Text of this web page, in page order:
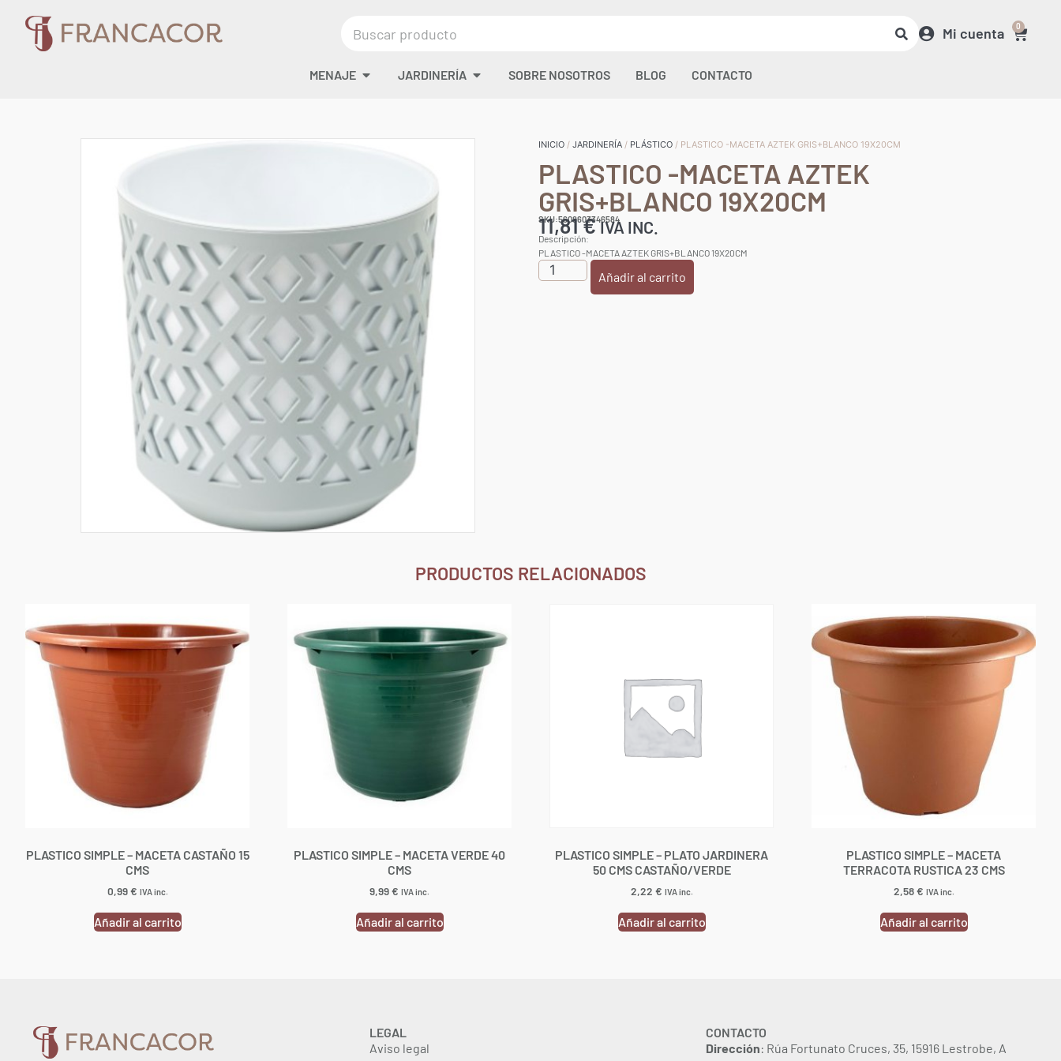
Mi cuenta 0
MENAJE JARDINERÍA SOBRE NOSOTROS BLOG CONTACTO
INICIO / JARDINERÍA / PLÁSTICO / PLASTICO -MACETA AZTEK GRIS+BLANCO 19X20CM
PLASTICO -MACETA AZTEK
GRIS+BLANCO 19X20CM
SKU:5608603346584
11,81€IVA INC.
Descripción:
PLASTICO -MACETA AZTEK GRIS+BLANCO 19X20CM
Añadir al carrito
PRODUCTOS RELACIONADOS
PLASTICO SIMPLE – MACETA CASTAÑO 15
CMS
0,99€ IVA inc.
Añadir al carrito
PLASTICO SIMPLE – MACETA VERDE 40
CMS
9,99€ IVA inc.
Añadir al carrito
PLASTICO SIMPLE – PLATO JARDINERA
50 CMS CASTAÑO/VERDE
2,22 € IVA inc.
Añadir al carrito
PLASTICO SIMPLE – MACETA
TERRACOTA RUSTICA 23 CMS
2,58€ IVA inc.
Añadir al carrito
LEGAL
Aviso legal
CONTACTO
Dirección: Rúa Fortunato Cruces, 35, 15916 Lestrobe, A